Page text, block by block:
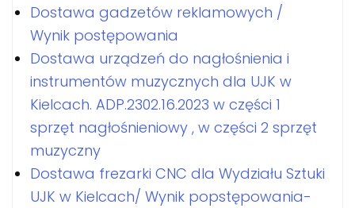
Dostawa gadzetów reklamowych /
Wynik postępowania
Dostawa urządzeń do nagłośnienia i
instrumentów muzycznych dla UJK w
Kielcach. ADP.2302.16.2023 w części 1
sprzęt nagłośnieniowy , w części 2 sprzęt
muzyczny
Dostawa frezarki CNC dla Wydziału Sztuki
UJK w Kielcach/ Wynik popstępowania-